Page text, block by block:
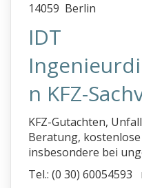
14059 Berlin
IDT
n KFZ-
KFZ-Gutachten,
Beratung,
insbesondere bei
Tel.: (0 30) 60054593